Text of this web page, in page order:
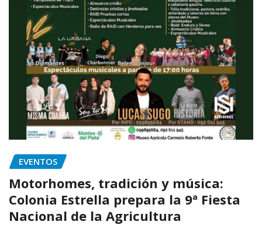
EVENTOS
Motorhomes, tradición y música:
Colonia Estrella prepara la 9ª Fiesta
Nacional de la Agricultura